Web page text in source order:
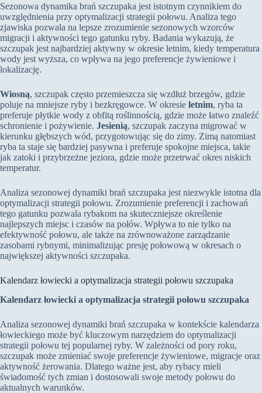
Sezonowa dynamika brań szczupaka jest istotnym czynnikiem do
uwzględnienia przy optymalizacji strategii połowu. Analiza tego
zjawiska pozwala na lepsze zrozumienie sezonowych wzorców
migracji i aktywności tego gatunku ryby. Badania wykazują, że
szczupak jest najbardziej aktywny w okresie letnim, kiedy temperatura
wody jest wyższa, co wpływa na jego preferencje żywieniowe i
lokalizację.
Wiosną, szczupak często przemieszcza się wzdłuż brzegów, gdzie
poluje na mniejsze ryby i bezkręgowce. W okresie letnim, ryba ta
preferuje płytkie wody z obfitą roślinnością, gdzie może łatwo znaleźć
schronienie i pożywienie. Jesienią, szczupak zaczyna migrować w
kierunku głębszych wód, przygotowując się do zimy. Zimą natomiast
ryba ta staje się bardziej pasywna i preferuje spokojne miejsca, takie
jak zatoki i przybrzeżne jeziora, gdzie może przetrwać okres niskich
temperatur.
Analiza sezonowej dynamiki brań szczupaka jest niezwykle istotna dla
optymalizacji strategii połowu. Zrozumienie preferencji i zachowań
tego gatunku pozwala rybakom na skuteczniejsze określenie
najlepszych miejsc i czasów na połów. Wpływa to nie tylko na
efektywność połowu, ale także na zrównoważone zarządzanie
zasobami rybnymi, minimalizując presję połowową w okresach o
największej aktywności szczupaka.
Kalendarz łowiecki a optymalizacja strategii połowu szczupaka
Kalendarz łowiecki a optymalizacja strategii połowu szczupaka
Analiza sezonowej dynamiki brań szczupaka w kontekście kalendarza
łowieckiego może być kluczowym narzędziem do optymalizacji
strategii połowu tej popularnej ryby. W zależności od pory roku,
szczupak może zmieniać swoje preferencje żywieniowe, migracje oraz
aktywność żerowania. Dlatego ważne jest, aby rybacy mieli
świadomość tych zmian i dostosowali swoje metody połowu do
aktualnych warunków.